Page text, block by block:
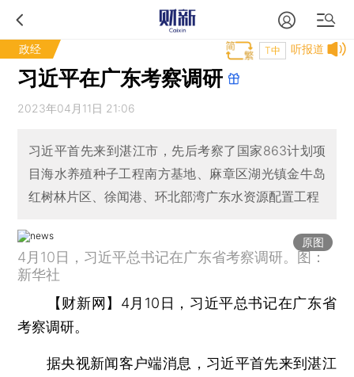
政经 听报道
T中
习近平在广东考察调研
2023年04月11日 21:06
习近平首先来到湛江市，先后考察了国家863计划项
目海水养殖种子工程南方基地、麻章区湖光镇金牛岛
红树林片区、徐闻港、环北部湾广东水资源配置工程
原图
4月10日，习近平总书记在广东省考察调研。图：
新华社
【财新网】 4月10日，习近平总书记在广东省
考察调研。
据央视新闻客户端消息，习近平首先来到湛江